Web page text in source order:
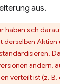
aus.
haben sich
derselben Aktion
ändern,
verteilt ist (z. B.